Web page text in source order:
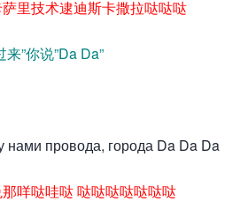
里技术逮迪斯卡撒拉哒哒哒
”你说”Da Da”
провода, города Da Da Da
咩哒哇哒 哒哒哒哒哒哒哒